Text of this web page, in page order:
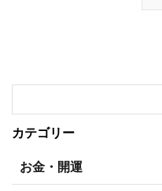
くってしまった「招き猫の世界」
の知らない世界」でマ ...
カテゴリー
お金・開運